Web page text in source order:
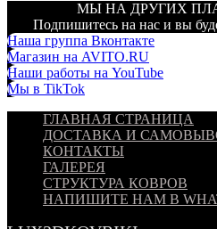
МЫ НА ДРУГИХ
Подпишитесь на нас и вы
Наша группа Вконтакте
Магазин на AVITO.RU
Наши работы на YouTube
Мы в TikTok
ГЛАВНАЯ СТРАНИЦА
ДОСТАВКА И
КОНТАКТЫ
ГАЛЕРЕЯ
СТРУКТУРА КОВРОВ
НАПИШИТЕ НАМ В